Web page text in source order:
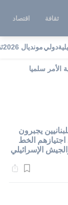
ثقافة اقتصاد
دوليمونديال 2026
الأمر سلميا
يجبرون
اجتيازهم الخط
الإسرائيلي